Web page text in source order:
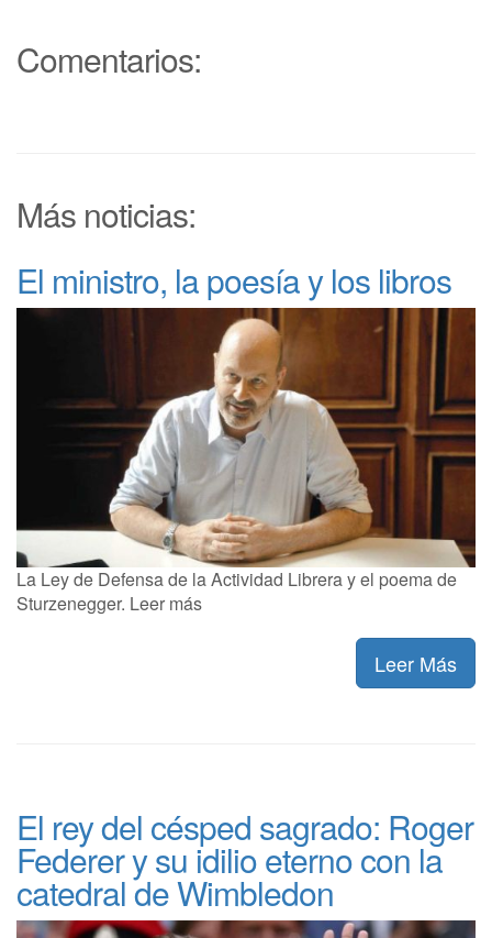
Comentarios:
Más noticias:
El ministro, la poesía y los libros
La Ley de Defensa de la Actividad Librera y el poema de
Sturzenegger. Leer más
Leer Más
El rey del césped sagrado: Roger
Federer y su idilio eterno con la
catedral de Wimbledon